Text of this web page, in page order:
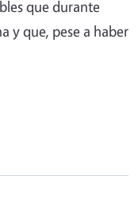
que durante
y que, pese a haber